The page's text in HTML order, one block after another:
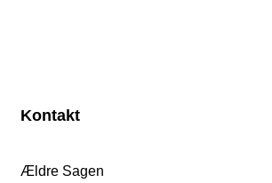
Kontakt
Ældre Sagen